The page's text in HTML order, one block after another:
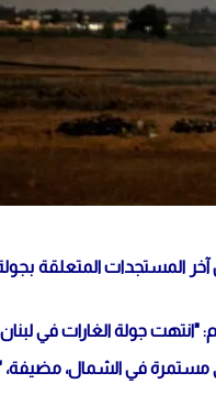
المستجدات المتعلقة
جولة الغارات في
مستمرة في الشمال، مضيفة،